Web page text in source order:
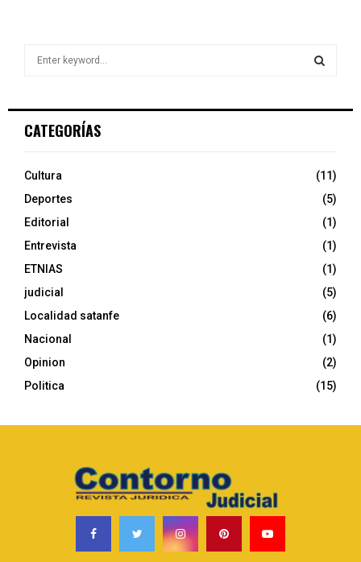
h
o
:
CATEGORÍAS
Cultura
(11)
Deportes
(5)
Editorial
(1)
Entrevista
(1)
ETNIAS
(1)
judicial
(5)
Localidad satanfe
(6)
Nacional
(1)
Opinion
(2)
Politica
(15)